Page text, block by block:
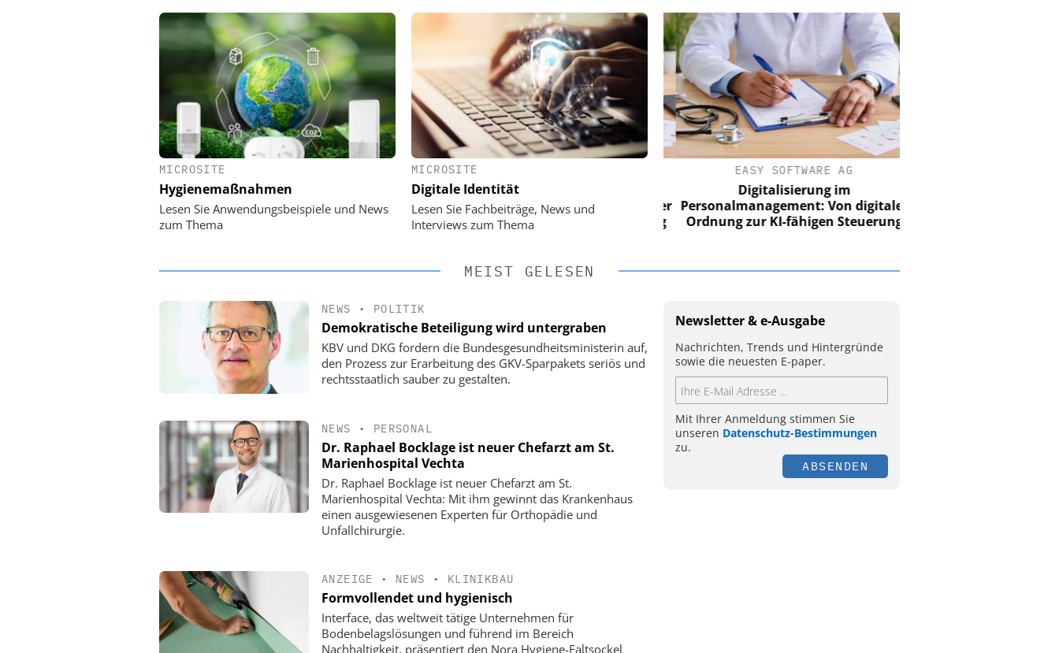
MICROSITE
Hygienemaßnahmen
Lesen Sie Anwendungsbeispiele und News
zum Thema
MICROSITE
Digitale Identität
Lesen Sie Fachbeiträge, News und
Interviews zum Thema
Digitalisierung im
Personalmanagement: Von digitaler
Ordnung zur KI-fähigen Steuerung
Digitalisierung im
Personalmanagement: Von digitaler
Ordnung zur KI-fähigen Steuerung
EASY SOFTWARE AG
Digitalisierung im
Personalmanagement: Von digitaler
Ordnung zur KI-fähigen Steuerung
MEIST GELESEN
NEWS • POLITIK
Demokratische Beteiligung wird untergraben
KBV und DKG fordern die Bundesgesundheitsministerin auf,
den Prozess zur Erarbeitung des GKV-Sparpakets seriös und
rechtsstaatlich sauber zu gestalten.
NEWS • PERSONAL
Dr. Raphael Bocklage ist neuer Chefarzt am St.
Marienhospital Vechta
Dr. Raphael Bocklage ist neuer Chefarzt am St.
Marienhospital Vechta: Mit ihm gewinnt das Krankenhaus
einen ausgewiesenen Experten für Orthopädie und
Unfallchirurgie.
ANZEIGE • NEWS • KLINIKBAU
Formvollendet und hygienisch
Interface, das weltweit tätige Unternehmen für
Bodenbelagslösungen und führend im Bereich
Nachhaltigkeit, präsentiert den Nora Hygiene-Faltsockel
Newsletter & e-Ausgabe
Nachrichten, Trends und Hintergründe
sowie die neuesten E-paper.
Mit Ihrer Anmeldung stimmen Sie
unseren Datenschutz-Bestimmungen
zu.
ABSENDEN